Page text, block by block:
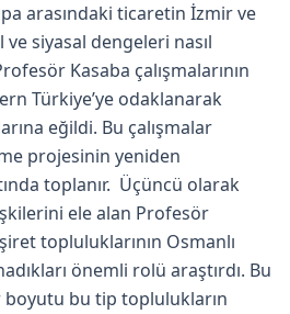
arasındaki ticaretin İzmir ve
siyasal dengeleri nasıl
Kasaba çalışmalarının
Türkiye’ye odaklanarak
eğildi. Bu çalışmalar
projesinin yeniden
toplanır. Üçüncü olarak
ele alan Profesör
topluluklarının Osmanlı
önemli rolü araştırdı. Bu
boyutu bu tip toplulukların